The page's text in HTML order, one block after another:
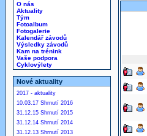
O nás
Aktuality
Tým
Fotoalbum
Fotogalerie
Kalendář závodů
Výsledky závodů
Kam na trénink
Vaše podpora
Cyklovýlety
Nové aktuality
2017 - aktuality
10.03.17 Shrnutí 2016
31.12.15 Shrnutí 2015
31.12.14 Shrnutí 2014
31.12.13 Shrnutí 2013